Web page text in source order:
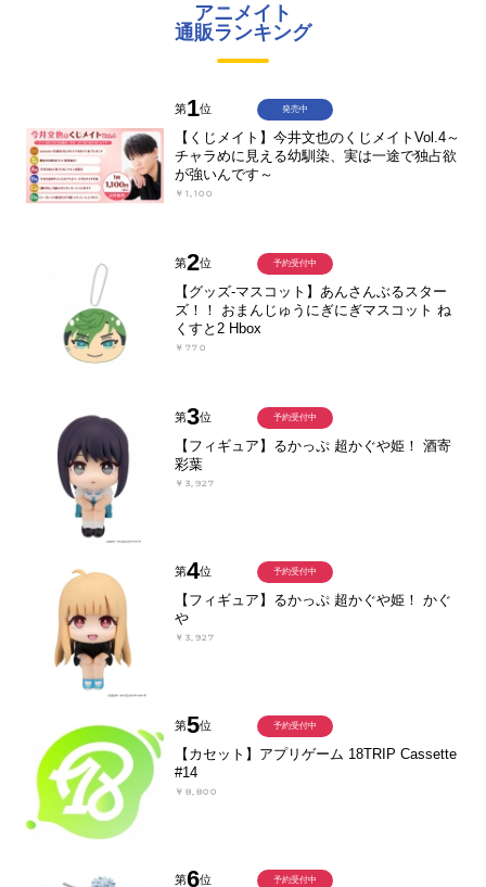
アニメイト
通販ランキング
第1位
【くじメイト】今井文也のくじメイトVol.4～
チャラめに見える幼馴染、実は一途で独占欲
が強いんです～
￥1,100
発売中
第2位
【グッズ-マスコット】あんさんぶるスター
ズ！！ おまんじゅうにぎにぎマスコット ね
くすと2 Hbox
￥770
予約受付中
第3位
【フィギュア】るかっぷ 超かぐや姫！ 酒寄
彩葉
￥3,927
予約受付中
第4位
【フィギュア】るかっぷ 超かぐや姫！ かぐ
や
￥3,927
予約受付中
第5位
【カセット】アプリゲーム 18TRIP Cassette
#14
￥8,800
予約受付中
第6位 予約受付中